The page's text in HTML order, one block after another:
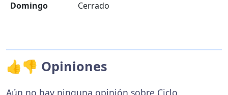
Domingo
Cerrado
👍👎 Opiniones
Aún no hay ninguna opinión sobre Ciclo